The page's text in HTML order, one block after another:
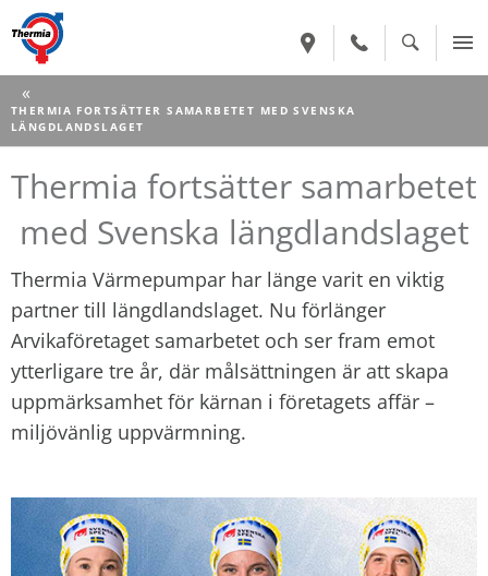
CURRENT:
THERMIA FORTSÄTTER SAMARBETET MED SVENSKA
LÄNGDLANDSLAGET
Thermia fortsätter samarbetet
med Svenska längdlandslaget
Thermia Värmepumpar har länge varit en viktig
partner till längdlandslaget. Nu förlänger
Arvikaföretaget samarbetet och ser fram emot
ytterligare tre år, där målsättningen är att skapa
uppmärksamhet för kärnan i företagets affär –
miljövänlig uppvärmning.